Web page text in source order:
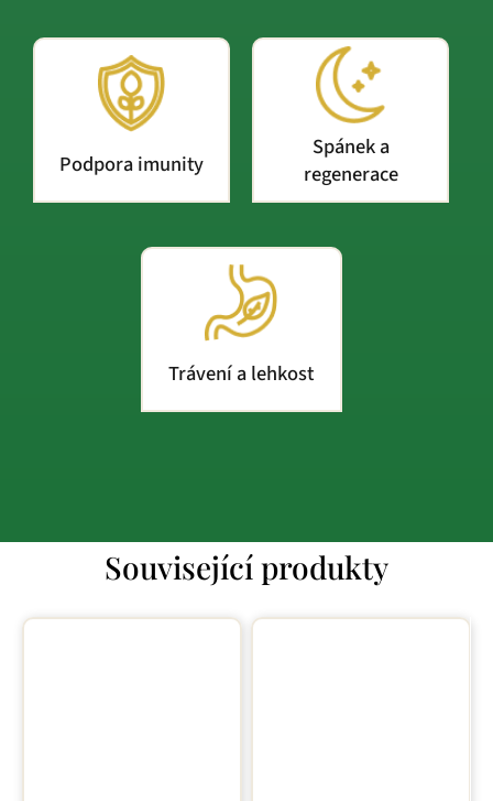
Podpora imunity
Spánek a
regenerace
Trávení a lehkost
Související produkty